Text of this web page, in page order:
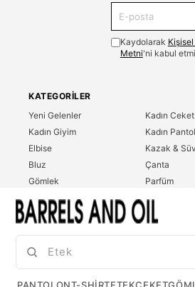
Kaydolarak
Metni'ni kabul
KATEGORILER
Yeni Gelenler
Kadın Giyim
Elbise
Bluz
Gömlek
T-Shirt
Sweatshirt
Kadın Ceket
Kadın
Kazak &
Çanta
Parfüm
Erkek Giyim
PANTOLONT-SHIRTETEKCEKET